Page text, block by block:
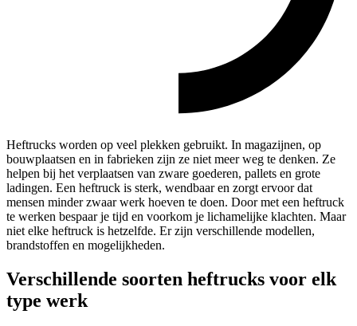
Heftrucks worden op veel plekken gebruikt. In magazijnen, op
bouwplaatsen en in fabrieken zijn ze niet meer weg te denken. Ze
helpen bij het verplaatsen van zware goederen, pallets en grote
ladingen. Een heftruck is sterk, wendbaar en zorgt ervoor dat
mensen minder zwaar werk hoeven te doen. Door met een heftruck
te werken bespaar je tijd en voorkom je lichamelijke klachten. Maar
niet elke heftruck is hetzelfde. Er zijn verschillende modellen,
brandstoffen en mogelijkheden.
Verschillende soorten heftrucks voor elk
type werk